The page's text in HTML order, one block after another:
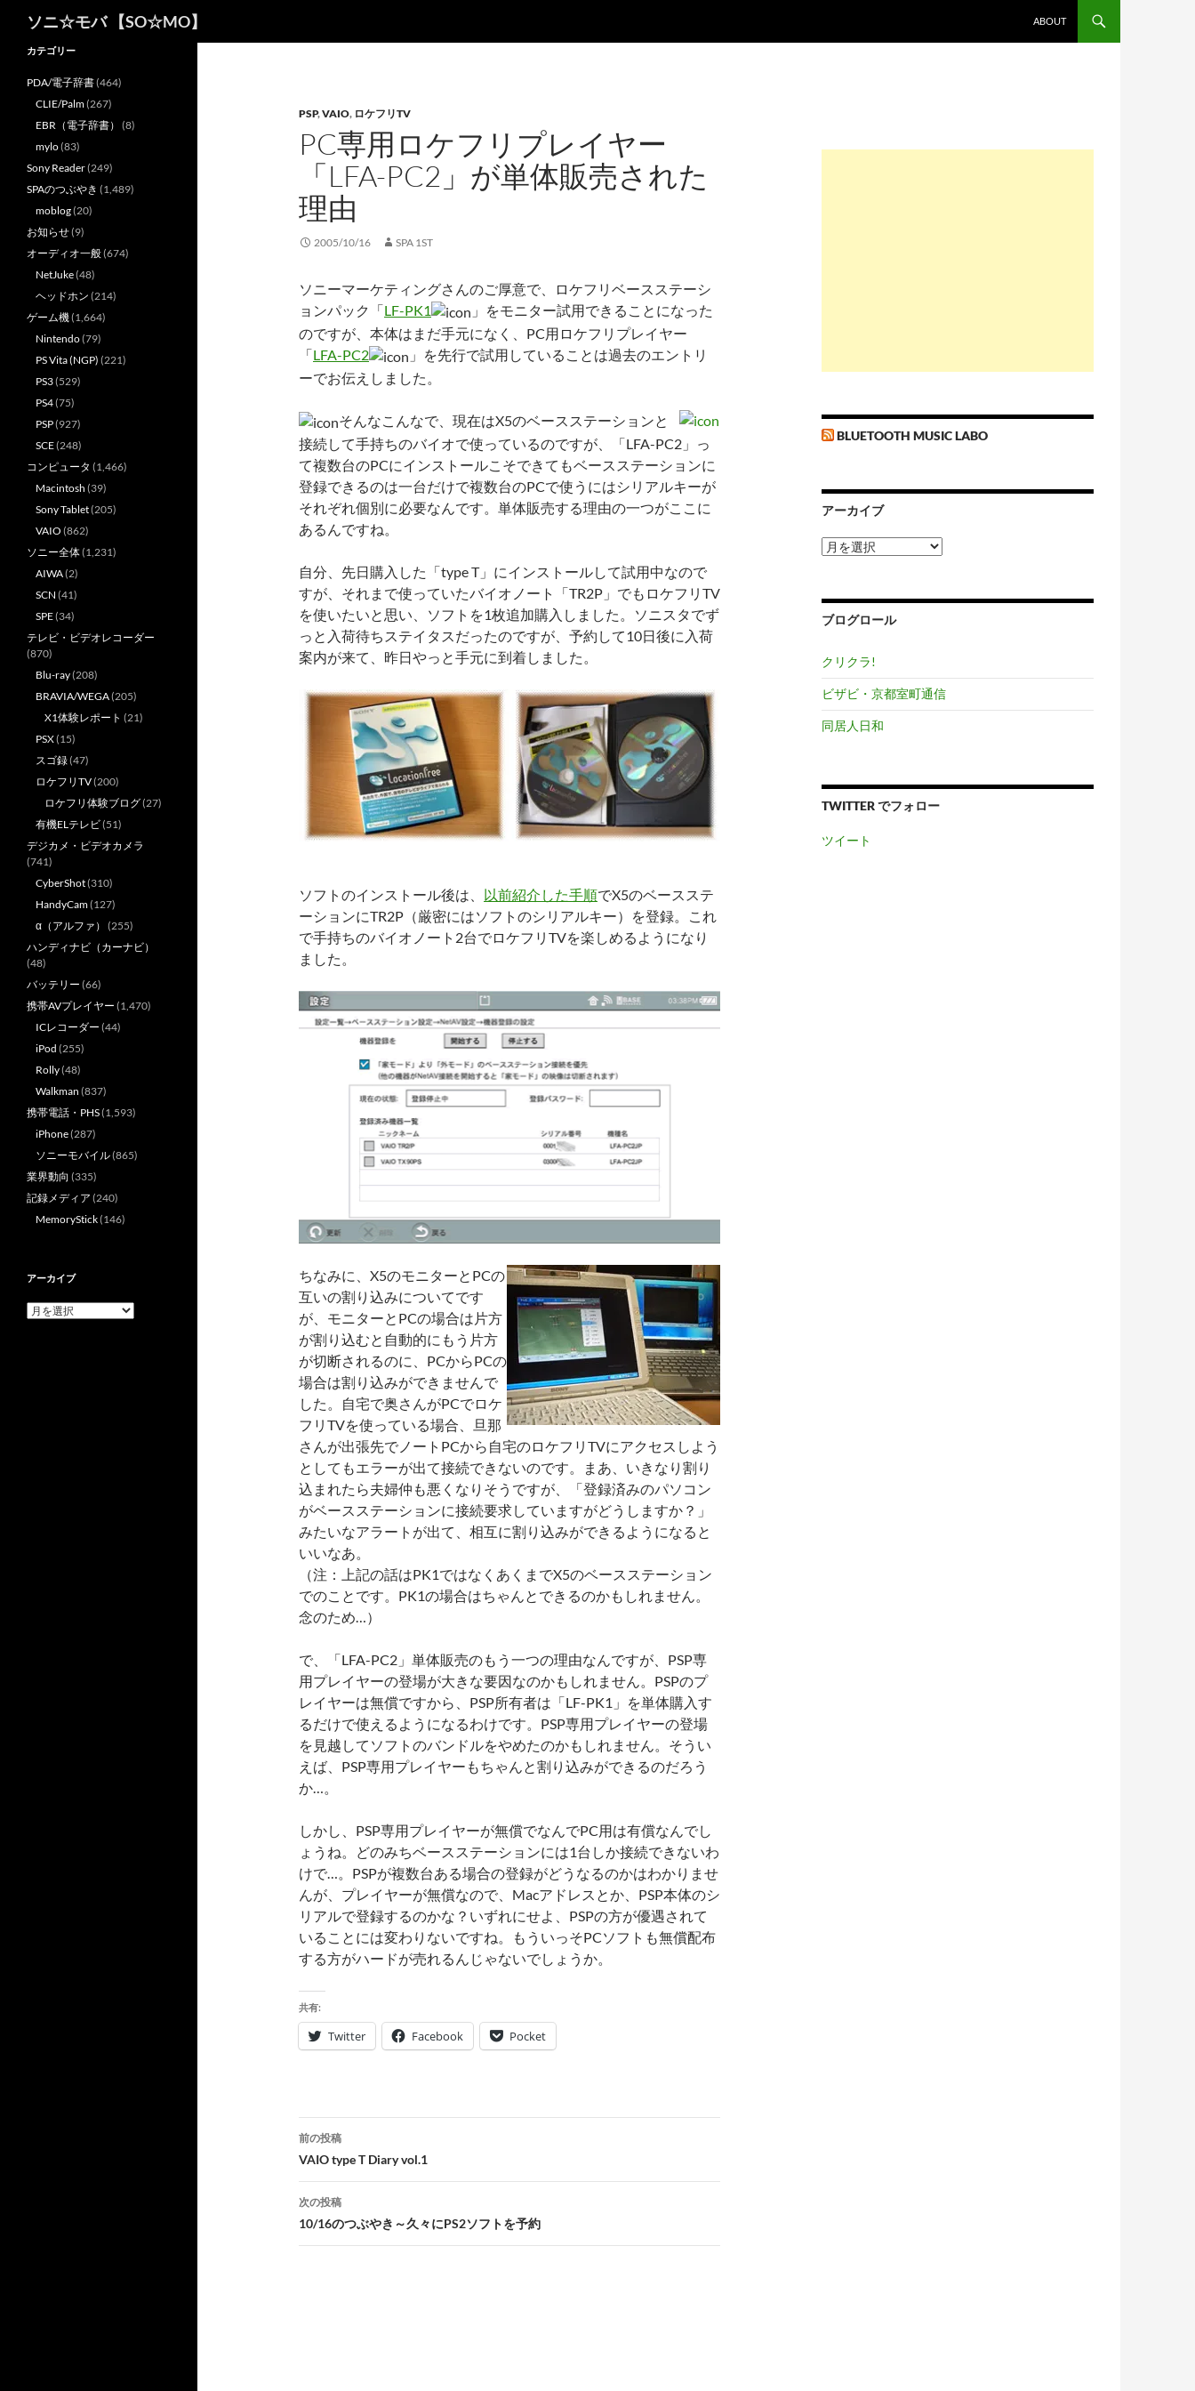
ソニ☆モバ 【SO☆MO】
ABOUT
PSP,VAIO, ロケフリTV
PC専用ロケフリプレイヤー
「LFA-PC2」が単体販売された
理由
2005/10/16 SPA 1ST
ソニーマーケティングさんのご厚意で、ロケフリベースステーシ
ョンパック「LF-PK1
」をモニター試用できることになった
のですが、本体はまだ手元になく、PC用ロケフリプレイヤー
「LFA-PC2
」を先行で試用していることは過去のエントリ
ーでお伝えしました。
そんなこんなで、現在はX5のベースステーションと
接続して手持ちのバイオで使っているのですが、「LFA-PC2」っ
て複数台のPCにインストールこそできてもベースステーションに
登録できるのは一台だけで複数台のPCで使うにはシリアルキーが
それぞれ個別に必要なんです。単体販売する理由の一つがここに
あるんですね。
自分、先日購入した「type T」にインストールして試用中なので
すが、それまで使っていたバイオノート「TR2P」でもロケフリTV
を使いたいと思い、ソフトを1枚追加購入しました。ソニスタでず
っと入荷待ちステイタスだったのですが、予約して10日後に入荷
案内が来て、昨日やっと手元に到着しました。
ソフトのインストール後は、 以前紹介した手順でX5のベースステ
ーションにTR2P（厳密にはソフトのシリアルキー）を登録。これ
で手持ちのバイオノート2台でロケフリTVを楽しめるようになり
ました。
ちなみに、X5のモニターとPCの
互いの割り込みについてです
が、モニターとPCの場合は片方
が割り込むと自動的にもう片方
が切断されるのに、PCからPCの
場合は割り込みができませんで
した。自宅で奥さんがPCでロケ
フリTVを使っている場合、旦那
さんが出張先でノートPCから自宅のロケフリTVにアクセスしよう
としてもエラーが出て接続できないのです。まあ、いきなり割り
込まれたら夫婦仲も悪くなりそうですが、「登録済みのパソコン
がベースステーションに接続要求していますがどうしますか？」
みたいなアラートが出て、相互に割り込みができるようになると
いいなあ。
（注：上記の話はPK1ではなくあくまでX5のベースステーション
でのことです。PK1の場合はちゃんとできるのかもしれません。
念のため…）
で、「LFA-PC2」単体販売のもう一つの理由なんですが、PSP専
用プレイヤーの登場が大きな要因なのかもしれません。PSPのプ
レイヤーは無償ですから、PSP所有者は「LF-PK1」を単体購入す
るだけで使えるようになるわけです。PSP専用プレイヤーの登場
を見越してソフトのバンドルをやめたのかもしれません。そうい
えば、PSP専用プレイヤーもちゃんと割り込みができるのだろう
か…。
しかし、PSP専用プレイヤーが無償でなんでPC用は有償なんでし
ょうね。どのみちベースステーションには1台しか接続できないわ
けで…。PSPが複数台ある場合の登録がどうなるのかはわかりませ
んが、プレイヤーが無償なので、Macアドレスとか、PSP本体のシ
リアルで登録するのかな？いずれにせよ、PSPの方が優遇されて
いることには変わりないですね。もういっそPCソフトも無償配布
する方がハードが売れるんじゃないでしょうか。
共有:
Twitter Facebook Pocket
投
稿
ナ
ビ
前の投稿
VAIO type T Diary vol.1
次の投稿
10/16のつぶやき～久々にPS2ソフトを予約
BLUETOOTH MUSIC LABO
アーカイブ
ア
ー
ブ
ブログロール
クリクラ!
ビザビ・京都室町通信
同居人日和
TWITTER でフォロー
ツイート
カテゴリー
PDA/電子辞書(464)
CLIE/Palm(267)
EBR（電子辞書） (8)
mylo(83)
Sony Reader(249)
SPAのつぶやき (1,489)
moblog(20)
お知らせ(9)
オーディオ一般(674)
NetJuke(48)
ヘッドホン (214)
ゲーム機(1,664)
Nintendo(79)
PS Vita (NGP) (221)
PS3(529)
PS4(75)
PSP(927)
SCE(248)
コンピュータ (1,466)
Macintosh (39)
Sony Tablet(205)
VAIO (862)
ソニー全体(1,231)
AIWA(2)
SCN (41)
SPE(34)
テレビ・ビデオレコーダー
(870)
Blu-ray(208)
BRAVIA/WEGA(205)
X1体験レポート (21)
PSX(15)
スゴ録(47)
ロケフリTV(200)
ロケフリ体験ブログ(27)
有機ELテレビ(51)
デジカメ・ビデオカメラ
(741)
CyberShot(310)
HandyCam(127)
α（アルファ） (255)
ハンディナビ（カーナビ）
(48)
バッテリー (66)
携帯AVプレイヤー (1,470)
ICレコーダー (44)
iPod (255)
Rolly(48)
Walkman (837)
携帯電話・PHS(1,593)
iPhone(287)
ソニーモバイル(865)
業界動向 (335)
記録メディア (240)
MemoryStick(146)
アーカイブ
ア